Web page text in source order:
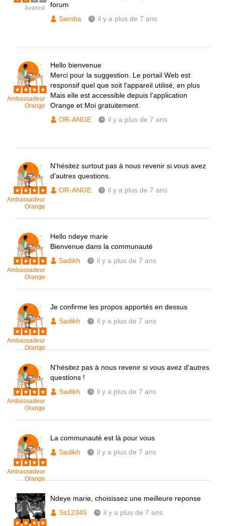
Avancé
forum
Samba
il y a plus de 7 ans
Ambassadeur
Orange
Hello bienvenue
Merci pour la suggestion. Le portail Web est
responsif quel que soit l'appareil utilisé, en plus
Mais elle est accessible depuis l'application
Orange et Moi gratuitement.
OR-ANGE
il y a plus de 7 ans
Ambassadeur
Orange
N'hésitez surtout pas à nous revenir si vous avez
d'autres questions.
OR-ANGE
il y a plus de 7 ans
Ambassadeur
Orange
Hello ndeye marie
Bienvenue dans la communauté
Sadikh
il y a plus de 7 ans
Ambassadeur
Orange
Je confirme les propos apportés en dessus
Sadikh
il y a plus de 7 ans
Ambassadeur
Orange
N'hésitez pas à nous revenir si vous avez d'autres
questions !
Sadikh
il y a plus de 7 ans
Ambassadeur
Orange
La communauté est là pour vous
Sadikh
il y a plus de 7 ans
Ndeye marie, choisissez une meilleure reponse
Ss12345
il y a plus de 7 ans